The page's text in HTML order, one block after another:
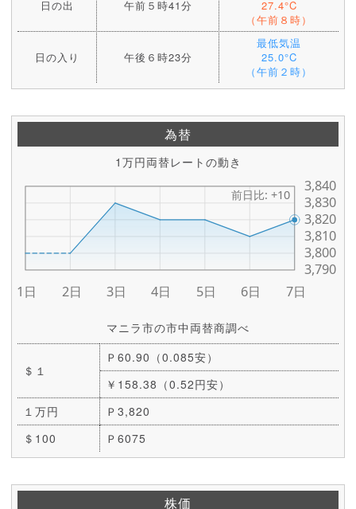
日の出 午前５時41分
27.4°C
（午前８時）
日の入り 午後６時23分
最低気温
25.0°C
（午前２時）
為替
1万円両替レートの動き
マニラ市の市中両替商調べ
＄１
Ｐ60.90（0.085安）
￥158.38（0.52円安）
１万円
Ｐ3,820
＄100
Ｐ6075
株価